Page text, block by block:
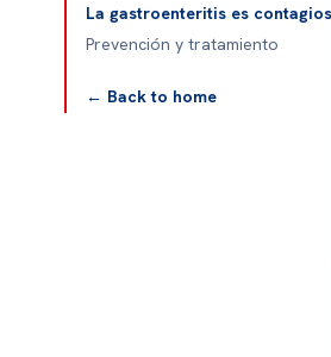
La gastroenteritis es
Prevención y tratamiento
← Back to home